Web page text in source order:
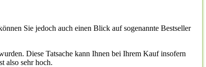
Sie jedoch auch einen Blick auf sogenannte Bestseller
Diese Tatsache kann Ihnen bei Ihrem Kauf insofern
also sehr hoch.